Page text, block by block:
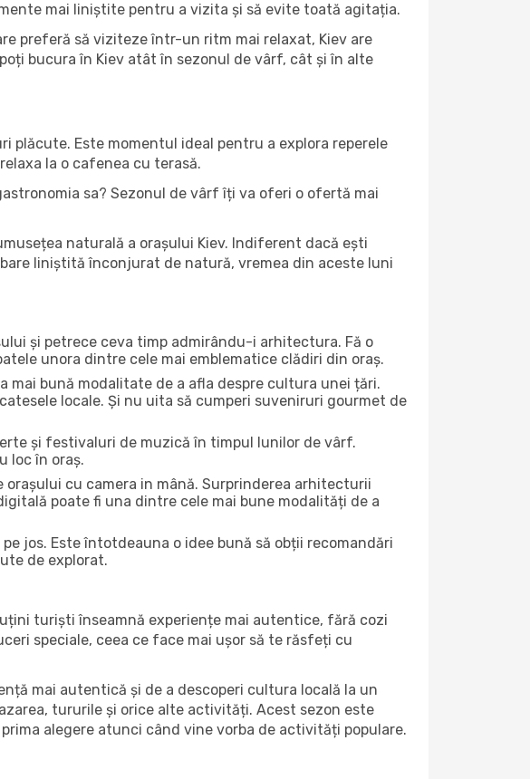
mai liniștite pentru a vizita și să evite toată agitația.
preferă să viziteze într-un ritm mai relaxat, Kiev are
bucura în Kiev atât în ​​sezonul de vârf, cât și în alte
Este momentul ideal pentru a explora reperele
la o cafenea cu terasă.
sa? Sezonul de vârf îți va oferi o ofertă mai
naturală a orașului Kiev. Indiferent dacă ești
liniștită înconjurat de natură, vremea din aceste luni
și petrece ceva timp admirându-i arhitectura. Fă o
unora dintre cele mai emblematice clădiri din oraș.
bună modalitate de a afla despre cultura unei țări.
locale. Și nu uita să cumperi suveniruri gourmet de
și festivaluri de muzică în timpul lunilor de vârf.
loc în oraș.
cu camera in mână. Surprinderea arhitecturii
poate fi una dintre cele mai bune modalități de a
jos. Este întotdeauna o idee bună să obții recomandări
de explorat.
turiști înseamnă experiențe mai autentice, fără cozi
speciale, ceea ce face mai ușor să te răsfeți cu
mai autentică și de a descoperi cultura locală la un
tururile și orice alte activități. Acest sezon este
alegere atunci când vine vorba de activități populare.